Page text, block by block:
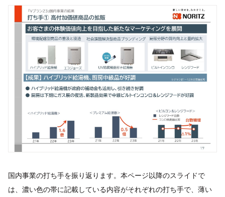
国内事業の打ち手を振り返ります。本ページ以降のスライドで
は、濃い色の帯に記載している内容がそれぞれの打ち手で、薄い